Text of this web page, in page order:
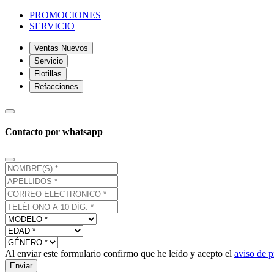
PROMOCIONES
SERVICIO
Ventas Nuevos
Servicio
Flotillas
Refacciones
Contacto por whatsapp
Al enviar este formulario confirmo que he leído y acepto el aviso de
Enviar